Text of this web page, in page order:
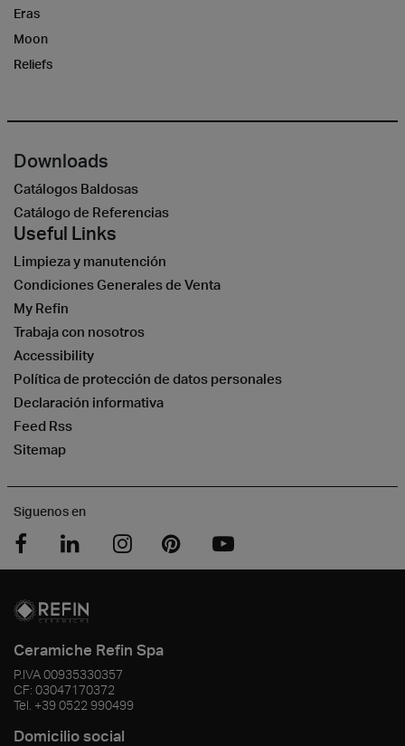
Eras
Moon
Reliefs
Downloads
Catálogos Baldosas
Catálogo de Referencias
Useful Links
Limpieza y manutención
Condiciones Generales de Venta
My Refin
Trabaja con nosotros
Accessibility
Política de protección de datos personales
Declaración informativa
Feed Rss
Sitemap
Siguenos en
Ceramiche Refin Spa
P.IVA00935330357
CF: 03047170372
Tel. +39 0522 990499
Domicilio social